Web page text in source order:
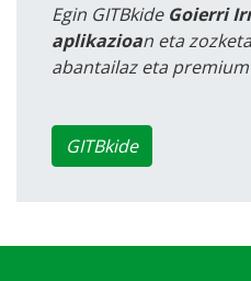
Egin GITBkide Goierri
aplikazioan eta
abantailaz eta
GITBkide